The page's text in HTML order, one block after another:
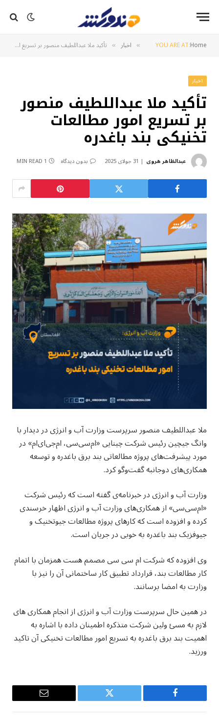
YOU ARE AT:Home
» اخبار » تأکید ملا عبداللطیف منصور بر تسریع امور مطالعات تخنیکی بند باغدره
اخبار
تأکید ملا عبداللطیف منصور
بر تسریع امور مطالعات
تخنیکی بند باغدره
عبدالظاهر هروی 31 جولای 2025 بدون دیدگاه 1 MIN READ
ملا عبداللطیف منصور سرپرست وزارت آب و انرژی در دیدار با
وانگ جیچین رئیس شرکت چینایی «ام‌سی‌سی، ام‌جی‌ای‌ام» در
مورد پیشرفت‌های پروژه مطالعاتی بند برق باغدره و توسعه
همکاری‌های دوجانبه گفت‌وگو کرد.
وزارت آب و انرژی در خبرنامه‌ی گفته است که رئیس شرکت
«ام‌سی‌سی» از همکاری‌های وزارت آب و انرژی اظهار خرسندی
کرده و افزوده است که کارهای پروژه مطالعات جیوتخنیک و
جیوفزیک بند باغدره به خوبی در جریان است.
وی افزوده که شرکت ام سی سی مصمم هست همزمان با اتمام
کار مطالعات بند، قرارداد تطبیق کار ساختمانی آن را نیز با
وزارت به امضا برسانند.‏
در همین حال سرپرست وزارت آب و انرژی از انجام همکاری های
لازم به مسئ ولین شرکت متذکره اطمینان داده با اشاره به‏
اهمیت بند برق باغدره به تسریع امور مطالعات تخنیکی آن تاکید
ورزید.
Facebook
Twitter
Email